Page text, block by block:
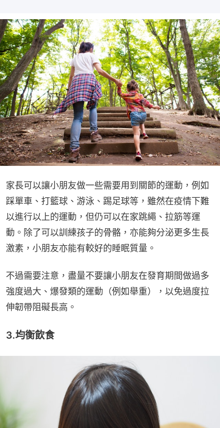
家長可以讓小朋友做一些需要用到關節的運動，例如
踩單車、打籃球、游泳、踢足球等，雖然在疫情下難
以進行以上的運動，但仍可以在家跳繩、拉筋等運
動。除了可以訓練孩子的骨骼，亦能夠分泌更多生長
激素，小朋友亦能有較好的睡眠質量。
不過需要注意，盡量不要讓小朋友在發育期間做過多
強度過大、爆發類的運動（例如舉重），以免過度拉
伸韌帶阻礙長高。
3.均衡飲食